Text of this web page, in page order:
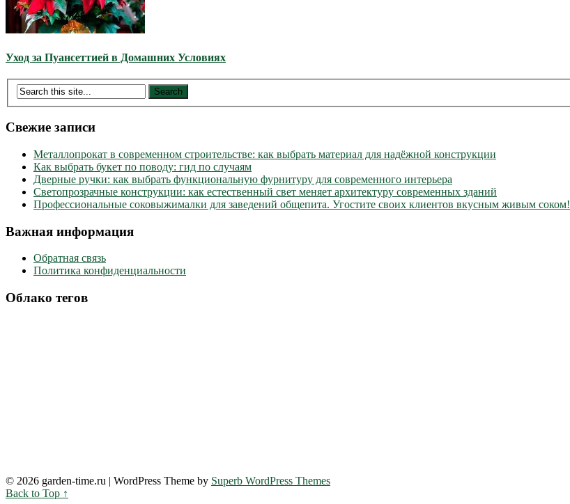
Уход за Пуансеттией в Домашних Условиях
Свежие записи
Металлопрокат в современном строительстве: как выбрать материал для надёжной конструкции
Как выбрать букет по поводу: гид по случаям
Дверные ручки: как выбрать функциональную фурнитуру для современного интерьера
Светопрозрачные конструкции: как естественный свет меняет архитектуру современных зданий
Профессиональные соковыжималки для заведений общепита. Угостите своих клиентов вкусным живым соком!
Важная информация
Обратная связь
Политика конфиденциальности
Облако тегов
© 2026 garden-time.ru | WordPress Theme by Superb WordPress Themes
Back to Top ↑